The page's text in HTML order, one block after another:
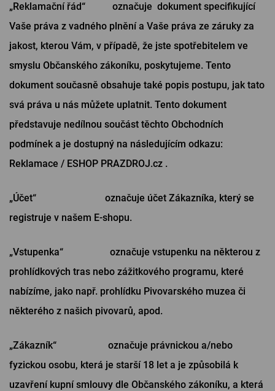
„Reklamační řád“ označuje dokument specifikující
Vaše práva z vadného plnění a Vaše práva ze záruky za
jakost, kterou Vám, v případě, že jste spotřebitelem ve
smyslu Občanského zákoníku, poskytujeme. Tento
dokument současně obsahuje také popis postupu, jak tato
svá práva u nás můžete uplatnit. Tento dokument
představuje nedílnou součást těchto Obchodních
podmínek a je dostupný na následujícím odkazu:
Reklamace / ESHOP PRAZDROJ.cz .
„Účet“ označuje účet Zákazníka, který se
registruje v našem E-shopu.
„Vstupenka“ označuje vstupenku na některou z
prohlídkových tras nebo zážitkového programu, které
nabízíme, jako např. prohlídku Pivovarského muzea či
některého z našich pivovarů, apod.
„Zákazník“ označuje právnickou a/nebo
fyzickou osobu, která je starší 18 let a je způsobilá k
uzavření kupní smlouvy dle Občanského zákoníku, a která